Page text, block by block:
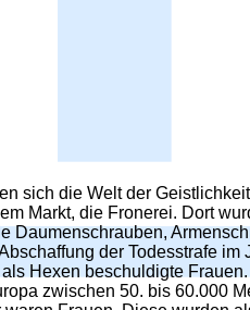
sich die Welt der
Markt, die Fronerei. Dort
Daumenschrauben,
der Todesstrafe
Hexen beschuldigte Frauen.
zwischen 50. bis 60.000